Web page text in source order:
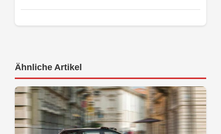
Ähnliche Artikel